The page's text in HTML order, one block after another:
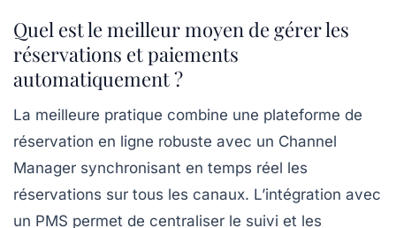
Quel est le meilleur moyen de gérer les
réservations et paiements
automatiquement ?
La meilleure pratique combine une plateforme de
réservation en ligne robuste avec un Channel
Manager synchronisant en temps réel les
réservations sur tous les canaux. L’intégration avec
un PMS permet de centraliser le suivi et les